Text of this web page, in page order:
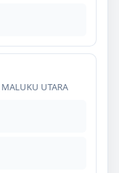
MALUKU UTARA